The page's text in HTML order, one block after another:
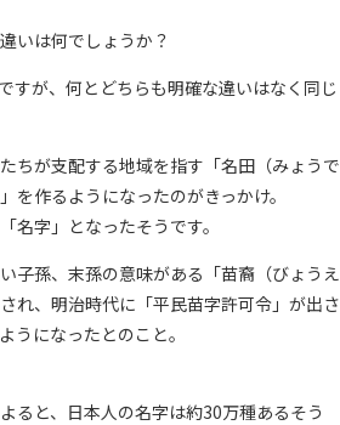
いは何でしょうか？
すが、何とどちらも明確な違いはなく同じ
ちが支配する地域を指す「名田（みょうで
を作るようになったのがきっかけ。
名字」となったそうです。
子孫、末孫の意味がある「苗裔（びょうえ
れ、明治時代に「平民苗字許可令」が出さ
うになったとのこと。
ると、日本人の名字は約30万種あるそう